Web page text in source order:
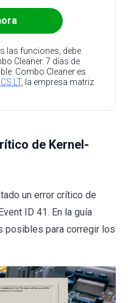
las funciones, debe
Cleaner. 7 días de
Combo Cleaner es
LT, la empresa matriz
de Kernel-
un error crítico de
ID 41. En la guía
posibles para corregir los